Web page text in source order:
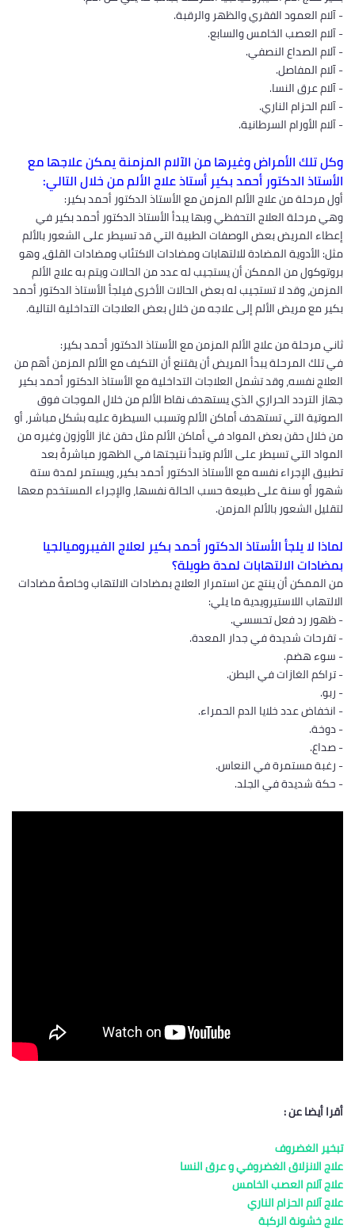
- آلام العمود الفقري والظهر والرقبة.
- آلام العصب الخامس والسابع.
- آلام الصداع النصفي.
- آلام المفاصل.
- آلام عرق النسا.
- آلام الحزام الناري.
- آلام الأورام السرطانية.
وكل تلك الأمراض وغيرها من الآلام المزمنة يمكن علاجها مع
الأستاذ الدكتور أحمد بكير أستاذ علاج الألم من خلال التالي:
أول مرحلة من علاج الألم المزمن مع الأستاذ الدكتور أحمد بكير:
وهي مرحلة العلاج التحفظي وبها يبدأ الأستاذ الدكتور أحمد بكير في
إعطاء المريض بعض الوصفات الطبية التي قد تسيطر على الشعور بالألم
مثل: الأدوية المضادة للالتهابات ومضادات الاكتئاب ومضادات القلق، وهو
بروتوكول من الممكن أن يستجيب له عدد من الحالات ويتم به علاج الألم
المزمن، وقد لا تستجيب له بعض الحالات الأخرى فيلجأ الأستاذ الدكتور أحمد
بكير مع مريض الألم إلى علاجه من خلال بعض العلاجات التداخلية التالية.
ثاني مرحلة من علاج الألم المزمن مع الأستاذ الدكتور أحمد بكير:
في تلك المرحلة يبدأ المريض أن يقتنع أن التكيف مع الألم المزمن أهم من
العلاج نفسه، وقد تشمل العلاجات التداخلية مع الأستاذ الدكتور أحمد بكير
جهاز التردد الحراري الذي يستهدف نقاط الألم من خلال الموجات فوق
الصوتية التي تستهدف أماكن الألم وتسبب السيطرة عليه بشكل مباشر، أو
من خلال حقن بعض المواد في أماكن الألم مثل حقن غاز الأوزون وغيره من
المواد التي تسيطر على الألم وتبدأ نتيجتها في الظهور مباشرةً بعد
تطبيق الإجراء نفسه مع الأستاذ الدكتور أحمد بكير، ويستمر لمدة ستة
شهور أو سنة على طبيعة حسب الحالة نفسها، والإجراء المستخدم معها
لتقليل الشعور بالألم المزمن.
لماذا لا يلجأ الأستاذ الدكتور أحمد بكير لعلاج الفيبروميالجيا
بمضادات الالتهابات لمدة طويلة؟
من الممكن أن ينتج عن استمرار العلاج بمضادات الالتهاب وخاصةً مضادات
الالتهاب اللاستيرويدية ما يلي:
- ظهور رد فعل تحسسي.
- تقرحات شديدة في جدار المعدة.
- سوء هضم.
- تراكم الغازات في البطن.
- ربو.
- انخفاض عدد خلايا الدم الحمراء.
- دوخة.
- صداع.
- رغبة مستمرة في النعاس.
- حكة شديدة في الجلد.
أقرا أيضا عن :
تبخير الغضروف
علاج الانزلاق الغضروفي و عرق النسا
علاج آلام العصب الخامس
علاج آلام الحزام الناري
علاج خشونة الركبة